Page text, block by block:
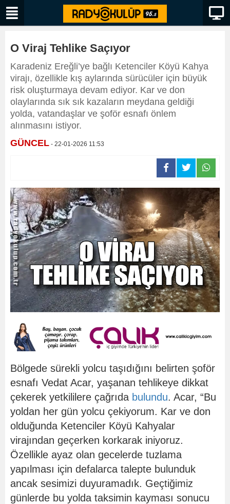
O Viraj Tehlike Saçıyor
Karadeniz Ereğli’ye bağlı Ketenciler Köyü Kahya
virajı, özellikle kış aylarında sürücüler için büyük
risk oluşturmaya devam ediyor. Kar ve don
olaylarında sık sık kazaların meydana geldiği
yolda, vatandaşlar ve şoför esnafı önlem
alınmasını istiyor.
GÜNCEL - 22-01-2026 11:53
Bölgede sürekli yolcu taşıdığını belirten şoför
esnafı Vedat Acar, yaşanan tehlikeye dikkat
çekerek yetkililere çağrıda bulundu. Acar, “Bu
yoldan her gün yolcu çekiyorum. Kar ve don
olduğunda Ketenciler Köyü Kahyalar
virajından geçerken korkarak iniyoruz.
Özellikle ayaz olan gecelerde tuzlama
yapılması için defalarca talepte bulunduk
ancak sesimizi duyuramadık. Geçtiğimiz
günlerde bu yolda taksimin kayması sonucu